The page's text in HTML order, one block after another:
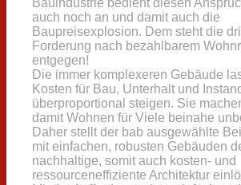
Bauindustrie bedient diesen
auch noch an und damit auch die
Baupreisexplosion. Dem steht die
Forderung nach bezahlbarem
entgegen!
Die immer komplexeren Gebäude
Kosten für Bau, Unterhalt und
überproportional steigen. Sie
damit Wohnen für Viele beinahe
Daher stellt der bab ausgewählte
mit einfachen, robusten Gebäuden
nachhaltige, somit auch kosten- und
ressourceneffiziente Architektur